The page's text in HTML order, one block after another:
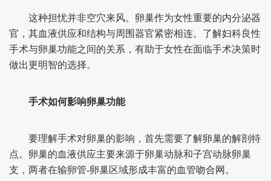
这种担忧并非空穴来风。卵巢作为女性重要的内分泌器
官，其血液供应和结构与周围器官紧密相连。了解妇科良性
手术与卵巢功能之间的关系，有助于女性在面临手术决策时
做出更明智的选择。
手术如何影响卵巢功能
要理解手术对卵巢的影响，首先需要了解卵巢的解剖特
点。卵巢的血液供应主要来源于卵巢动脉和子宫动脉卵巢
支，两者在输卵管-卵巢区域形成丰富的血管吻合网。